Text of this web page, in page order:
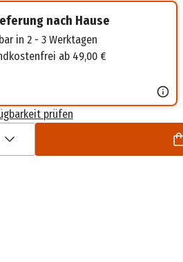
nach Hause
in 2 - 3 Werktagen
ab 49,00 €
prüfen